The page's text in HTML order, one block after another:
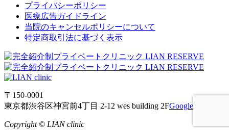
プライバシーポリシー
医療広告ガイドライン
当院のキャンセルポリシーについて
特定商取引法に基づく表示
〒150-0001
東京都渋谷区神宮前4丁目 2-12 wes building 2FGoogle Maps
Copyright © LIAN clinic